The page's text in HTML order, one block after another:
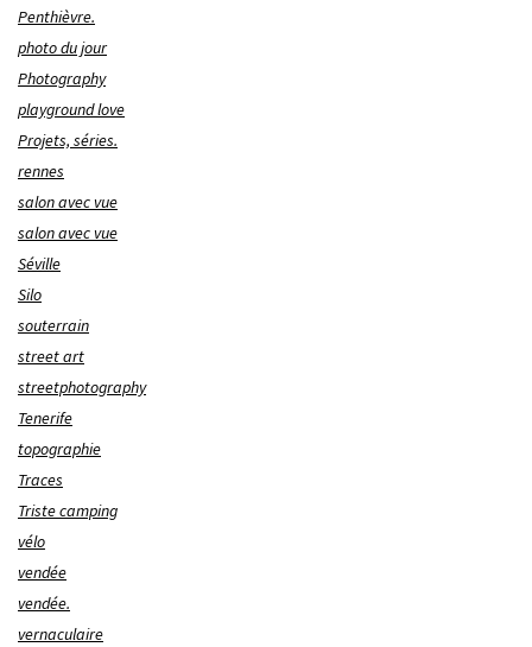
Penthièvre.
photo du jour
Photography
playground love
Projets, séries.
rennes
salon avec vue
salon avec vue
Séville
Silo
souterrain
street art
streetphotography
Tenerife
topographie
Traces
Triste camping
vélo
vendée
vendée.
vernaculaire